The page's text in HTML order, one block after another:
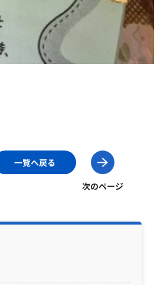
一覧へ戻る
次のページ